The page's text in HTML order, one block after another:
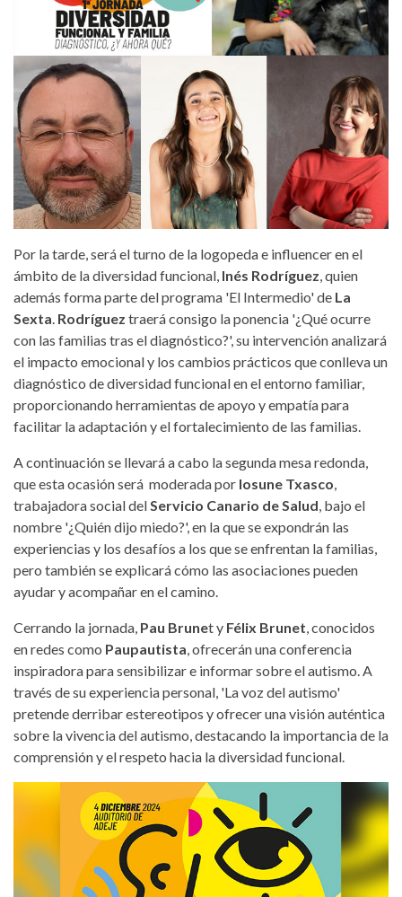
Por la tarde, será el turno de la logopeda e influencer en el
ámbito de la diversidad funcional, Inés Rodríguez , quien
además forma parte del programa 'El Intermedio' de La
Sexta Rodríguez traerá consigo la ponencia '¿Qué ocurre
con las familias tras el diagnóstico?', su intervención analizará
el impacto emocional y los cambios prácticos que conlleva un
diagnóstico de diversidad funcional en el entorno familiar,
proporcionando herramientas de apoyo y empatía para
facilitar la adaptación y el fortalecimiento de las familias.
A continuación se llevará a cabo la segunda mesa redonda,
que esta ocasión será moderada por Iosune Txasco
trabajadora social del Servicio Canario de Salud , bajo el
nombre '¿Quién dijo miedo?', en la que se expondrán las
experiencias y los desafíos a los que se enfrentan la familias,
pero también se explicará cómo las asociaciones pueden
ayudar y acompañar en el camino.
Cerrando la jornada, Pau Brunet y Félix Brunet , conocidos
en redes como Paupautista , ofrecerán una conferencia
inspiradora para sensibilizar e informar sobre el autismo. A
través de su experiencia personal, 'La voz del autismo'
pretende derribar estereotipos y ofrecer una visión auténtica
sobre la vivencia del autismo, destacando la importancia de la
comprensión y el respeto hacia la diversidad funcional.
diversidad-y-familia-jornada-2024-
diciembre-cartel.jpg